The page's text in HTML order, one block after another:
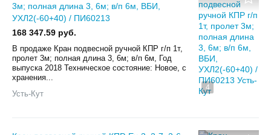
4
3м; полная длина 3, 6м; в/п 6м, ВБИ,
УХЛ2(-60+40) / ПИ60213
168 347.59 руб.
В продаже Кран подвесной ручной КПР г/п 1т,
пролет 3м; полная длина 3, 6м; в/п 6м, Год
выпуска 2018 Техническое состояние: Новое, с
хранения...
Усть-Кут